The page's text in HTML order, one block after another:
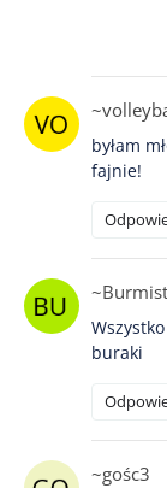
byłam
fajnie!
buraki
~gośc3